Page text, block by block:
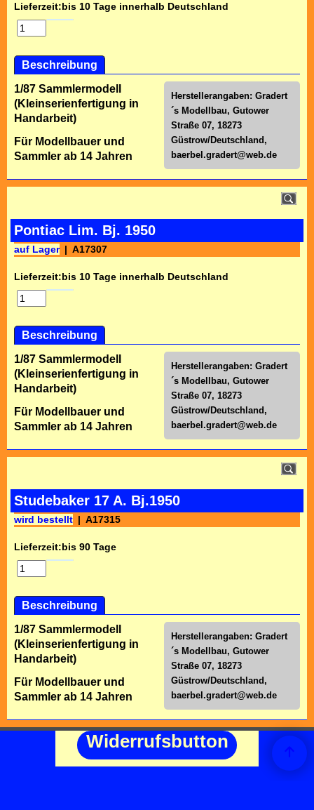
Lieferzeit:bis 10 Tage innerhalb Deutschland
Beschreibung
Herstellerangaben: Gradert
´s Modellbau, Gutower
Straße 07, 18273
Güstrow/Deutschland,
baerbel.gradert@web.de
1/87 Sammlermodell
(Kleinserienfertigung in
Handarbeit)
Für Modellbauer und
Sammler ab 14 Jahren
Pontiac Lim. Bj. 1950
auf Lager A17307
Lieferzeit:bis 10 Tage innerhalb Deutschland
Beschreibung
Herstellerangaben: Gradert
´s Modellbau, Gutower
Straße 07, 18273
Güstrow/Deutschland,
baerbel.gradert@web.de
1/87 Sammlermodell
(Kleinserienfertigung in
Handarbeit)
Für Modellbauer und
Sammler ab 14 Jahren
Studebaker 17 A. Bj.1950
wird bestellt A17315
Lieferzeit:bis 90 Tage
Beschreibung
Herstellerangaben: Gradert
´s Modellbau, Gutower
Straße 07, 18273
Güstrow/Deutschland,
baerbel.gradert@web.de
1/87 Sammlermodell
(Kleinserienfertigung in
Handarbeit)
Für Modellbauer und
Sammler ab 14 Jahren
Widerrufsbutton